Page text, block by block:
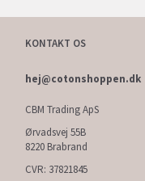
KONTAKT OS
hej@cotonshoppen.dk
CBM Trading ApS
Ørvadsvej 55B
8220 Brabrand
CVR: 37821845